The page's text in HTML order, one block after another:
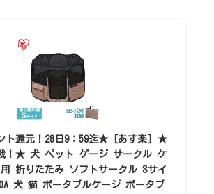
ト還元！28日9：59迄★ [あす楽] ★
！★ 犬 ペット ゲージ サークル ケ
折りたたみ ソフトサークル Sサイ
犬 猫 ポータブルケージ ポータブ